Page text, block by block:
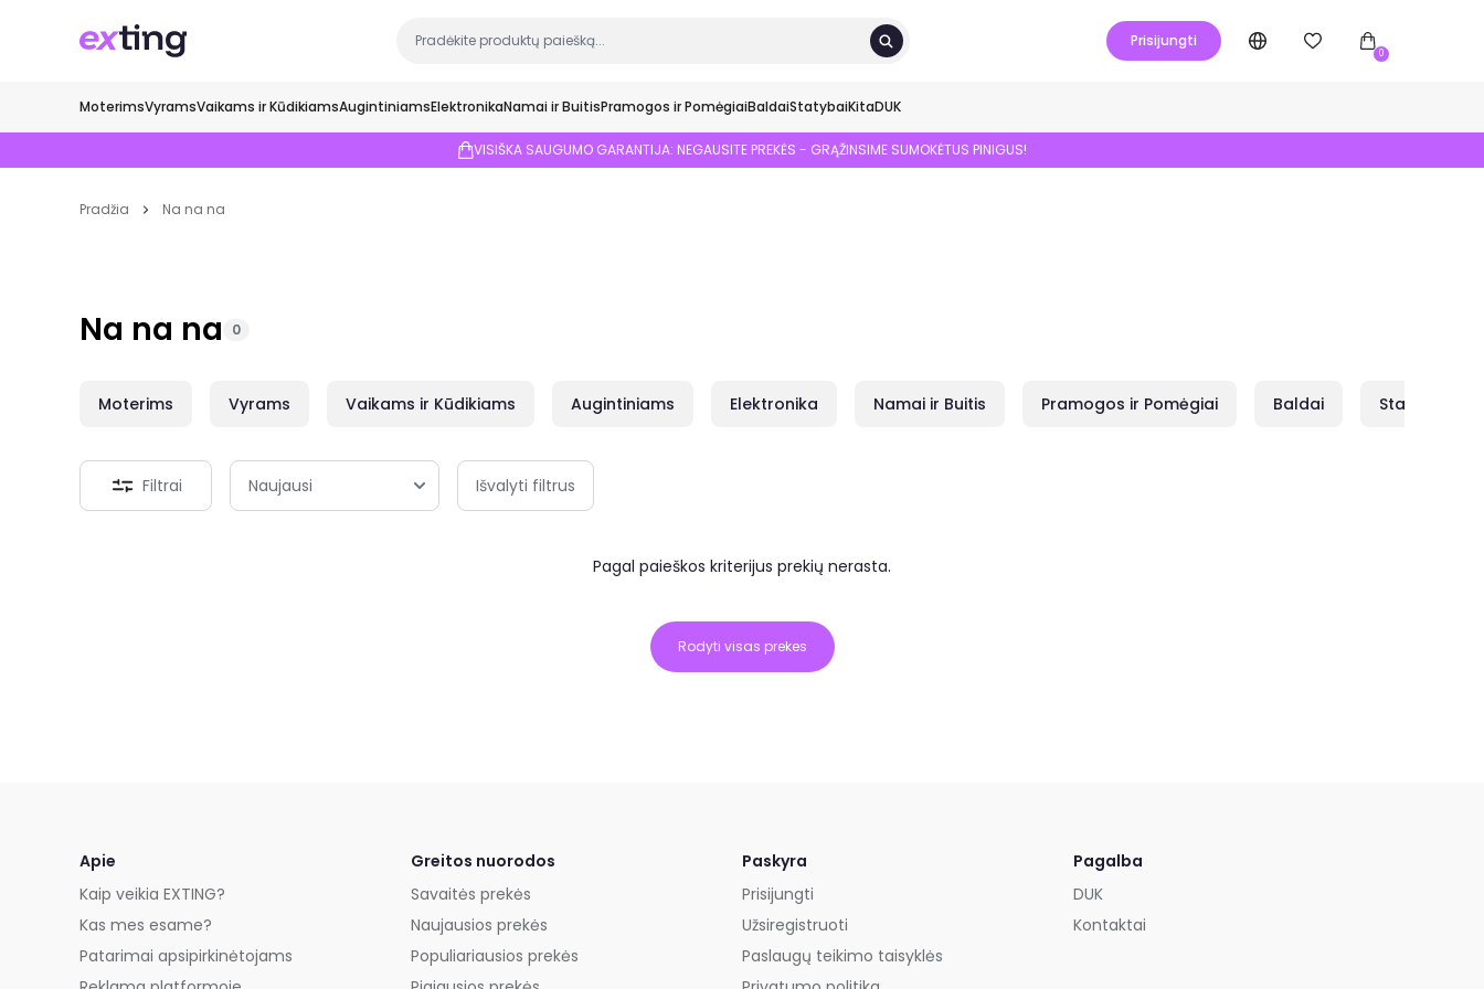
Prisijungti
0
MoterimsVyramsVaikams ir KūdikiamsAugintiniamsElektronikaNamai ir BuitisPramogos ir PomėgiaiBaldaiStatybaiKitaDUK
VISIŠKA SAUGUMO GARANTIJA: NEGAUSITE PREKĖS - GRĄŽINSIME SUMOKĖTUS PINIGUS!
Pradžia Na na na
Na na na 0
Moterims Vyrams Vaikams ir Kūdikiams Augintiniams Elektronika Namai ir Buitis Pramogos ir Pomėgiai Baldai Statybai
Filtrai Išvalyti filtrus
Pagal paieškos kriterijus prekių nerasta.
Rodyti visas prekes
Apie
Kaip veikia EXTING?
Kas mes esame?
Patarimai apsipirkinėtojams
Greitos nuorodos
Savaitės prekės
Naujausios prekės
Populiariausios prekės
Paskyra
Prisijungti
Užsiregistruoti
Paslaugų teikimo taisyklės
Pagalba
DUK
Kontaktai